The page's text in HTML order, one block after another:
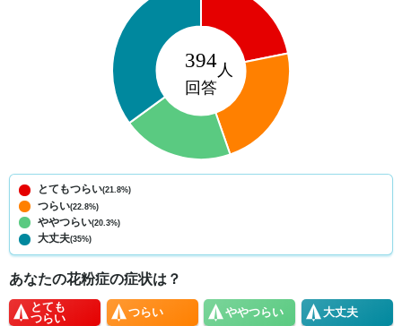
とてもつらい(21.8%)
つらい(22.8%)
ややつらい(20.3%)
大丈夫(35%)
あなたの花粉症の症状は？
とても
つらい
つらい ややつらい 大丈夫